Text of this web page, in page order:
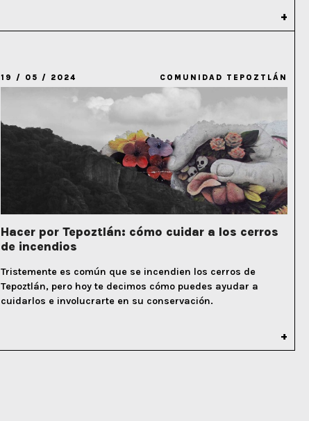
19 / 05 / 2024 COMUNIDAD TEPOZTLÁN
Hacer por Tepoztlán: cómo cuidar a los cerros
de incendios
Tristemente es común que se incendien los cerros de
Tepoztlán, pero hoy te decimos cómo puedes ayudar a
cuidarlos e involucrarte en su conservación.